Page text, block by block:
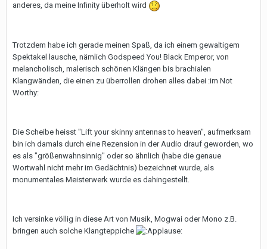
anderes, da meine Infinity überholt wird
Trotzdem habe ich gerade meinen Spaß, da ich einem gewaltigem
Spektakel lausche, nämlich Godspeed You! Black Emperor, von
melancholisch, malerisch schönen Klängen bis brachialen
Klangwänden, die einen zu überrollen drohen alles dabei :im Not
Worthy:
Die Scheibe heisst "Lift your skinny antennas to heaven", aufmerksam
bin ich damals durch eine Rezension in der Audio drauf geworden, wo
es als "größenwahnsinnig" oder so ähnlich (habe die genaue
Wortwahl nicht mehr im Gedächtnis) bezeichnet wurde, als
monumentales Meisterwerk wurde es dahingestellt.
Ich versinke völlig in diese Art von Musik, Mogwai oder Mono z.B.
bringen auch solche Klangteppiche